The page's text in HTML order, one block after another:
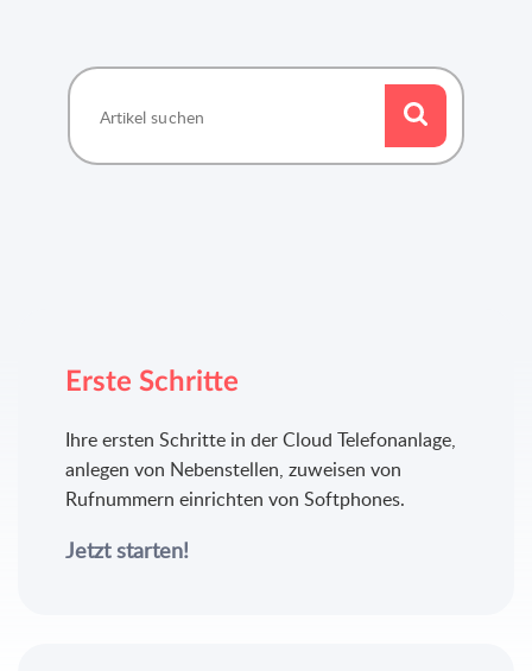
Erste Schritte
Ihre ersten Schritte in der Cloud Telefonanlage,
anlegen von Nebenstellen, zuweisen von
Rufnummern einrichten von Softphones.
Jetzt starten!